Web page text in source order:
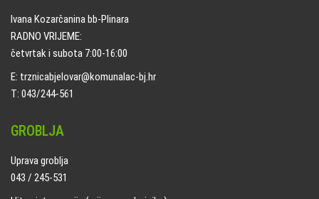
Ivana Kozarčanina bb-Plinara
RADNO VRIJEME:
četvrtak i subota 7:00-16:00
E: trznicabjelovar@komunalac-bj.hr
T: 043/244-561
GROBLJA
Uprava groblja
043 / 245-531